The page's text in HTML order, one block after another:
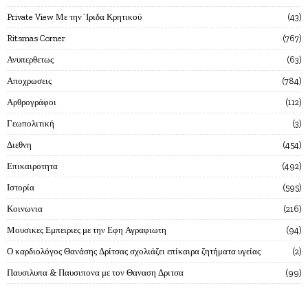
Private View Με την`Ιριδα Κρητικού 43
Ritsmas Corner 767
Ανυπερθετως 63
Αποχρωσεις 784
Αρθρογράφοι 112
Γεωπολιτική 3
Διεθνη 454
Επικαιροτητα 492
Ιστορία 595
Κοινωνια 216
Μουσικες Εμπειριες με την Εφη Αγραφιωτη 94
Ο καρδιολόγος Θανάσης Δρίτσας σχολιάζει επίκαιρα ζητήματα υγείας 2
Παυσιλυπα & Παυσιπονα με τον Θαναση Δριτσα 99